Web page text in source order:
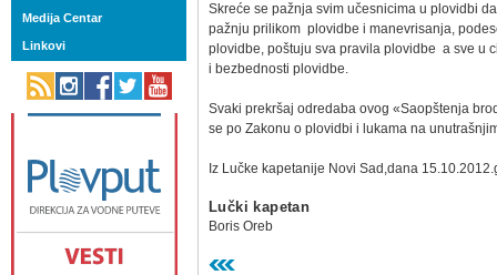
Skreće se pažnja svim učesnicima u plovidbi
pažnju prilikom plovidbe i manevrisanja,
plovidbe, poštuju sva pravila plovidbe a sve u
i bezbednosti plovidbe.
Svaki prekršaj odredaba ovog «Saopštenja
se po Zakonu o plovidbi i lukama na
Iz Lučke kapetanije Novi Sad,dana
Lučki kapetan
Boris Oreb
Medija Centar
Linkovi